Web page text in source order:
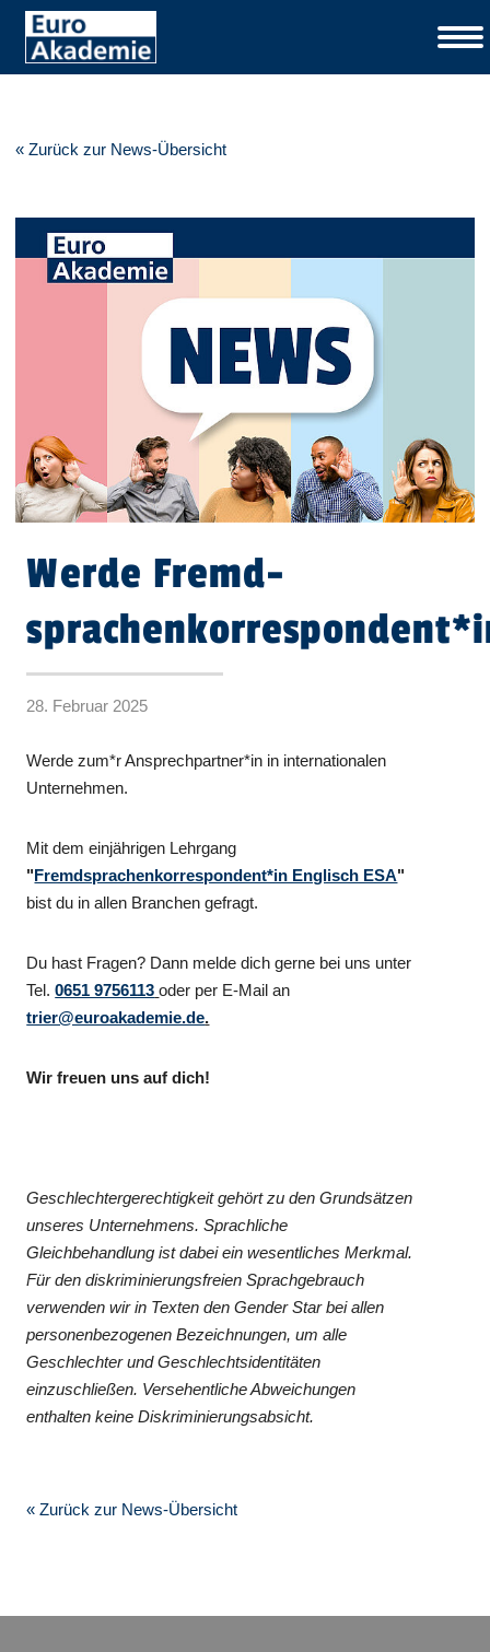
« Zurück zur News-Übersicht
Werde Fremd-
28. Februar 2025
Werde zum*r Ansprechpartner*in in internationalen
Unternehmen.
Mit dem einjährigen Lehrgang
"Fremdsprachenkorrespondent*in Englisch ESA"
bist du in allen Branchen gefragt.
Du hast Fragen? Dann melde dich gerne bei uns unter
Tel.0651 9756113 oder per E-Mail an
trier@euroakademie.de.
Wir freuen uns auf dich!
Geschlechtergerechtigkeit gehört zu den Grundsätzen
unseres Unternehmens. Sprachliche
Gleichbehandlung ist dabei ein wesentliches Merkmal.
Für den diskriminierungsfreien Sprachgebrauch
verwenden wir in Texten den Gender Star bei allen
personenbezogenen Bezeichnungen, um alle
Geschlechter und Geschlechtsidentitäten
einzuschließen. Versehentliche Abweichungen
enthalten keine Diskriminierungsabsicht.
« Zurück zur News-Übersicht